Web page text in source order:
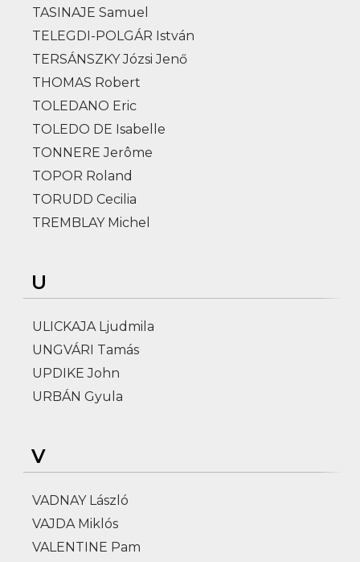
TASINAJE Samuel
TELEGDI-POLGÁR István
TERSÁNSZKY Józsi Jenő
THOMAS Robert
TOLEDANO Eric
TOLEDO DE Isabelle
TONNERE Jerôme
TOPOR Roland
TORUDD Cecilia
TREMBLAY Michel
U
ULICKAJA Ljudmila
UNGVÁRI Tamás
UPDIKE John
URBÁN Gyula
V
VADNAY László
VAJDA Miklós
VALENTINE Pam